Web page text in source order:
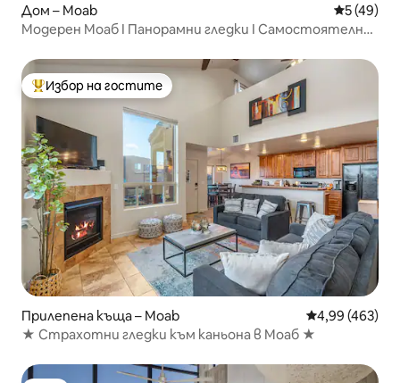
Дом – Moab Средна
5 (49)
Модерен Моаб I Панорамни гледки I Самостоятелна
Най-популярен избор на гостите
Избор на гостите
Прилепена къща – Moab Средна
4,99 (463)
★ Страхотни гледки към каньона в Моаб ★